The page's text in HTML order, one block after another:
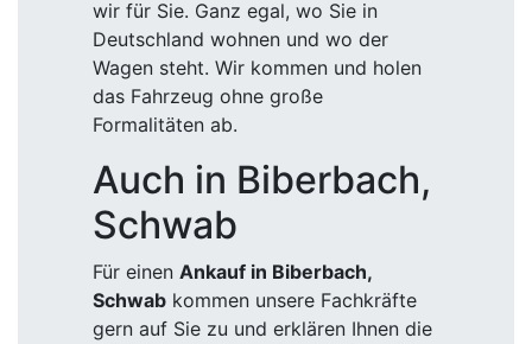
wir für Sie. Ganz egal, wo Sie in
Deutschland wohnen und wo der
Wagen steht. Wir kommen und holen
das Fahrzeug ohne große
Formalitäten ab.
Auch in Biberbach,
Schwab
Für einen Ankauf in Biberbach,
Schwab kommen unsere Fachkräfte
gern auf Sie zu und erklären Ihnen die